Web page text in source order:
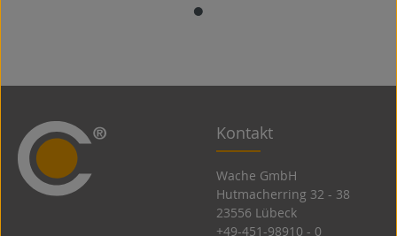
Kontakt
Wache GmbH
Hutmacherring 32 ­- 38
23556 Lübeck
+49-451-98910 - 0